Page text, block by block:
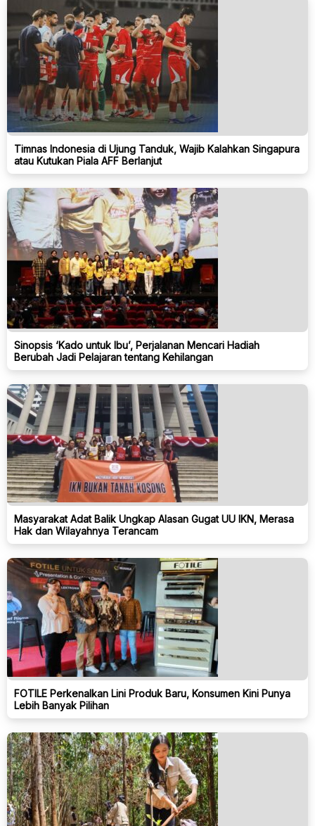
Timnas Indonesia di Ujung Tanduk, Wajib Kalahkan Singapura
atau Kutukan Piala AFF Berlanjut
Sinopsis ‘Kado untuk Ibu’, Perjalanan Mencari Hadiah
Berubah Jadi Pelajaran tentang Kehilangan
Masyarakat Adat Balik Ungkap Alasan Gugat UU IKN, Merasa
Hak dan Wilayahnya Terancam
FOTILE Perkenalkan Lini Produk Baru, Konsumen Kini Punya
Lebih Banyak Pilihan